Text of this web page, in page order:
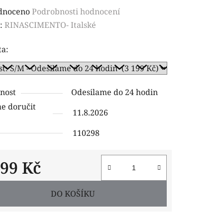
Podrobnosti hodnocení
RINASCIMENTO- Italské
Odesilame do 24 hodin
doručit
11.8.2026
110298
Kč
cena:
DO KOŠÍKU